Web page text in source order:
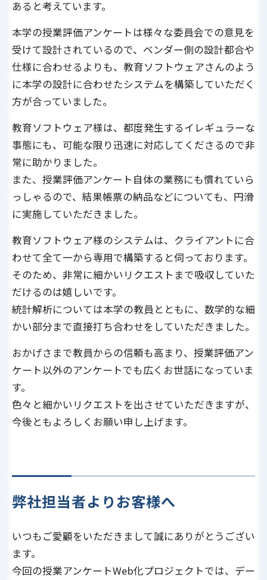
あると考えています。
本学の授業評価アンケートは様々な委員会での意見を
受けて設計されているので、ベンダー側の設計都合や
仕様に合わせるよりも、教育ソフトウェアさんのよう
に本学の設計に合わせたシステムを構築していただく
方が合っていました。
教育ソフトウェア様は、都度発生するイレギュラーな
事態にも、可能な限り迅速に対応してくださるので非
常に助かりました。
また、授業評価アンケート自体の業務にも慣れていら
っしゃるので、結果帳票の納品などについても、円滑
に実施していただきました。
教育ソフトウェア様のシステムは、クライアントに合
わせて全て一から専用で構築すると伺っております。
そのため、非常に細かいリクエストまで吸収していた
だけるのは嬉しいです。
統計解析については本学の教員とともに、数学的な細
かい部分まで直接打ち合わせをしていただきました。
おかげさまで教員からの信頼も高まり、授業評価アン
ケート以外のアンケートでも広くお世話になっていま
す。
色々と細かいリクエストを出させていただきますが、
今後ともよろしくお願い申し上げます。
弊社担当者よりお客様へ
いつもご愛顧をいただきまして誠にありがとうござい
ます。
今回の授業アンケートWeb化プロジェクトでは、デー